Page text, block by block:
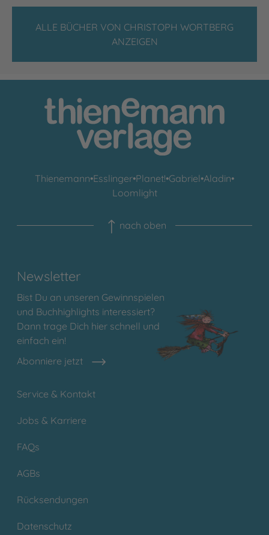
ALLE BÜCHER VON CHRISTOPH WORTBERG
ANZEIGEN
Thienemann•Esslinger•Planet!•Gabriel•Aladin•
Loomlight
nach oben
Newsletter
Bist Du an unseren Gewinnspielen
und Buchhighlights interessiert?
Dann trage Dich hier schnell und
einfach ein!
Abonniere jetzt
Service & Kontakt
Jobs & Karriere
FAQs
AGBs
Rücksendungen
Datenschutz